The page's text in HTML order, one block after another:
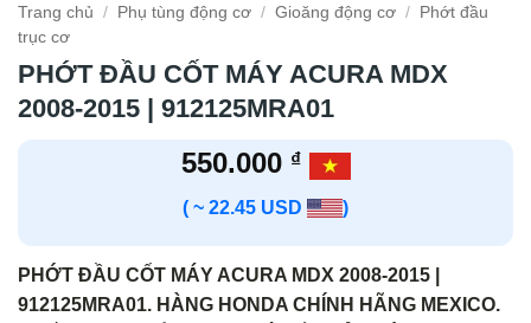
Trang chủ / Phụ tùng động cơ / Gioăng động cơ / Phớt đầu
trục cơ
PHỚT ĐẦU CỐT MÁY ACURA MDX
2008-2015 | 912125MRA01
550.000 ₫
( ~ 22.45 USD )
PHỚT ĐẦU CỐT MÁY ACURA MDX 2008-2015 |
912125MRA01. HÀNG HONDA CHÍNH HÃNG MEXICO.